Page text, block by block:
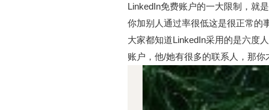
LinkedIn免费账户的一大限制，就
你加别人通过率很低这是很正常的
大家都知道LinkedIn采用的是六度
账户，他/她有很多的联系人，那你